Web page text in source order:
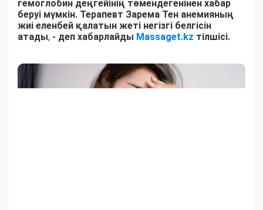
гемоглобин деңгейінің төмендегенінен хабар
беруі мүмкін. Терапевт Зарема Тен анемияның
жиі еленбей қалатын жеті негізгі белгісін
атады, - деп хабарлайды Massaget.kz тілшісі.